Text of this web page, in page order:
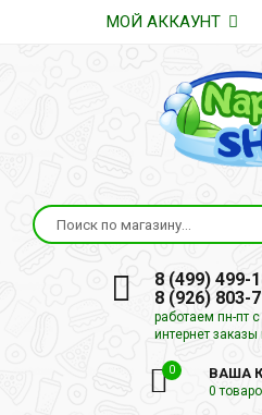
МОЙ АККАУНТ
8 (499) 499-
8 (926) 803-
работаем пн-пт
интернет
0 ВАША
0